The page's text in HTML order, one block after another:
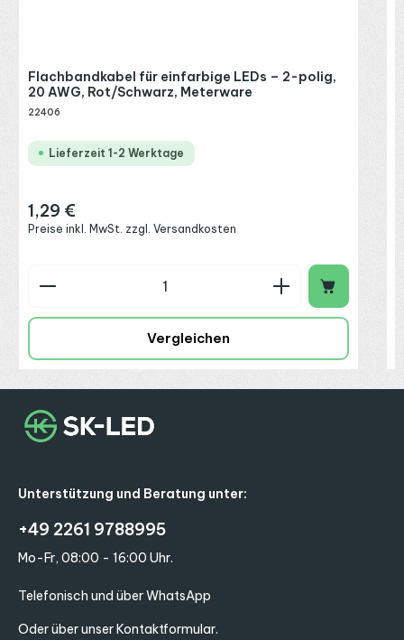
Flachbandkabel für einfarbige LEDs – 2-polig,
20 AWG, Rot/Schwarz, Meterware
22406
Lieferzeit 1-2 Werktage
Regulärer Preis:
1,29 €
Preise inkl. MwSt. zzgl. Versandkosten
Produkt Anzahl: Gib den gewünschten Wert
Vergleichen
Unterstützung und Beratung unter:
+49 2261 9788995
Mo-Fr, 08:00 - 16:00 Uhr.
Telefonisch und über WhatsApp
Oder über unserKontaktformular.